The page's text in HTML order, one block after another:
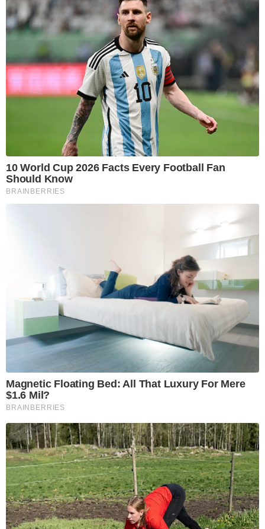
10 World Cup 2026 Facts Every Football Fan
Should Know
BRAINBERRIES
Magnetic Floating Bed: All That Luxury For Mere
$1.6 Mil?
BRAINBERRIES